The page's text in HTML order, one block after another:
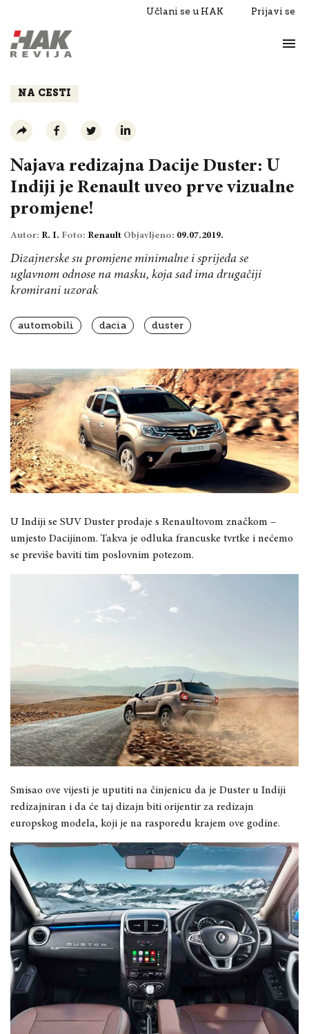
Učlani se u HAK Prijavi se
Razgovori
NA CESTI
Najava redizajna Dacije Duster: U
Indiji je Renault uveo prve vizualne
promjene!
Autor: R. I. Foto: Renault Objavljeno: 09.07.2019.
Dizajnerske su promjene minimalne i sprijeda se
uglavnom odnose na masku, koja sad ima drugačiji
kromirani uzorak
automobili dacia duster
U Indiji se SUV Duster prodaje s Renaultovom značkom –
umjesto Dacijinom. Takva je odluka francuske tvrtke i nećemo
se previše baviti tim poslovnim potezom.
Smisao ove vijesti je uputiti na činjenicu da je Duster u Indiji
redizajniran i da će taj dizajn biti orijentir za redizajn
europskog modela, koji je na rasporedu krajem ove godine.